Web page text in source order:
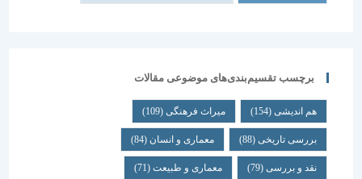
برچسب تقسیم‌بندی‌های موضوعی مقالات
هم اندیشی (154) میراث فرهنگی (109)
بررسی تاریخی (88) معماری و انسان (84)
نقد و بررسی (79) معماری و طبیعت (71)